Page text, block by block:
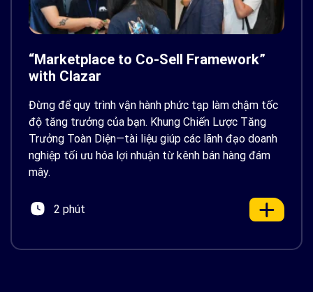
“Marketplace to Co-Sell Framework”
with Clazar
Đừng để quy trình vận hành phức tạp làm chậm tốc
độ tăng trưởng của bạn. Khung Chiến Lược Tăng
Trưởng Toàn Diện—tài liệu giúp các lãnh đạo doanh
nghiệp tối ưu hóa lợi nhuận từ kênh bán hàng đám
mây.
2 phút